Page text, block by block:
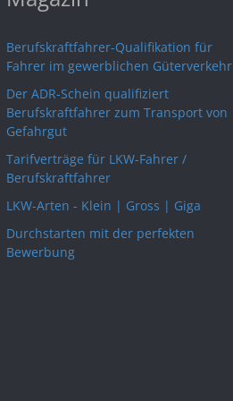
Berufskraftfahrer-Qualifikation für
Fahrer im gewerblichen Güterverkehr
Der ADR-Schein qualifiziert
Berufskraftfahrer zum Transport von
Gefahrgut
Tarifverträge für LKW-Fahrer /
Berufskraftfahrer
LKW-Arten - Klein | Gross | Giga
Durchstarten mit der perfekten
Bewerbung